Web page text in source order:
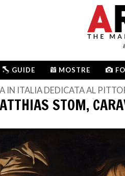
GUIDE MOSTRE
IN ITALIA DEDICATA AL
STOM,